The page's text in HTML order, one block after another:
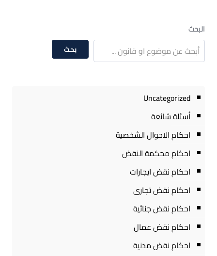
البحث
بحث
Uncategorized
أسئلة شائعة
احكام الاحوال الشخصية
احكام محكمة النقض
احكام نقض ايجارات
احكام نقض تجارى
احكام نقض جنائية
احكام نقض عمال
احكام نقض مدنية